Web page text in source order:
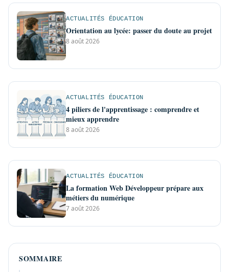
ACTUALITÉS ÉDUCATION
Orientation au lycée: passer du doute au projet
8 août 2026
ACTUALITÉS ÉDUCATION
4 piliers de l'apprentissage : comprendre et
mieux apprendre
8 août 2026
ACTUALITÉS ÉDUCATION
La formation Web Développeur prépare aux
métiers du numérique
7 août 2026
SOMMAIRE